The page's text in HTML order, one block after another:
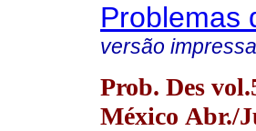
Problemas
versão impressa
Prob. Des
México Abr./